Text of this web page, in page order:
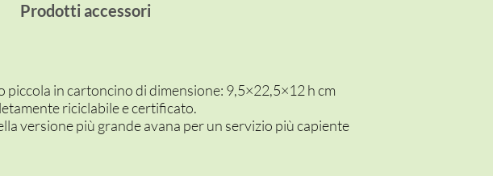
Prodotti accessori
piccola in cartoncino di dimensione: 9,5×22,5×12 h cm
riciclabile e certificato.
versione più grande avana per un servizio più capiente